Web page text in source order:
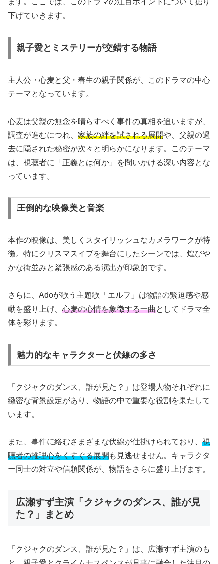
ます。ここでは、このドラマの注目ポイントについて掘り
下げていきます。
親子愛とミステリーが交錯する物語
主人公・心麦と父・春生の親子関係が、このドラマの中心
テーマとなっています。
心麦は父親の無念を晴らすべく事件の真相を追いますが、
調査が進むにつれ、 家族の絆を試される展開や、父親の過
去に隠された秘密が次々と明らかになります。このテーマ
は、視聴者に「正義とは何か」を問いかける深い内容とな
っています。
圧倒的な映像美と音楽
本作の映像は、美しくスタイリッシュなカメラワークが特
徴。特にクリスマスイブを舞台にしたシーンでは、煌びや
かな街並みと緊張感のある演出が印象的です。
さらに、Adoが歌う主題歌「エルフ」は物語の緊迫感や感
動を盛り上げ、 心麦の心情を象徴する一曲としてドラマ全
体を彩ります。
魅力的なキャラクターと伏線の多さ
「クジャクのダンス、誰が見た？」は登場人物それぞれに
緻密な背景設定があり、物語の中で重要な役割を果たして
います。
また、事件に絡むさまざまな伏線が仕掛けられており、 視
聴者の推理心をくすぐる展開も見逃せません。キャラクタ
ー同士の対立や信頼関係が、物語をさらに盛り上げます。
広瀬すず主演「クジャクのダンス、誰が見
た？」まとめ
「クジャクのダンス、誰が見た？」は、広瀬すず主演のも